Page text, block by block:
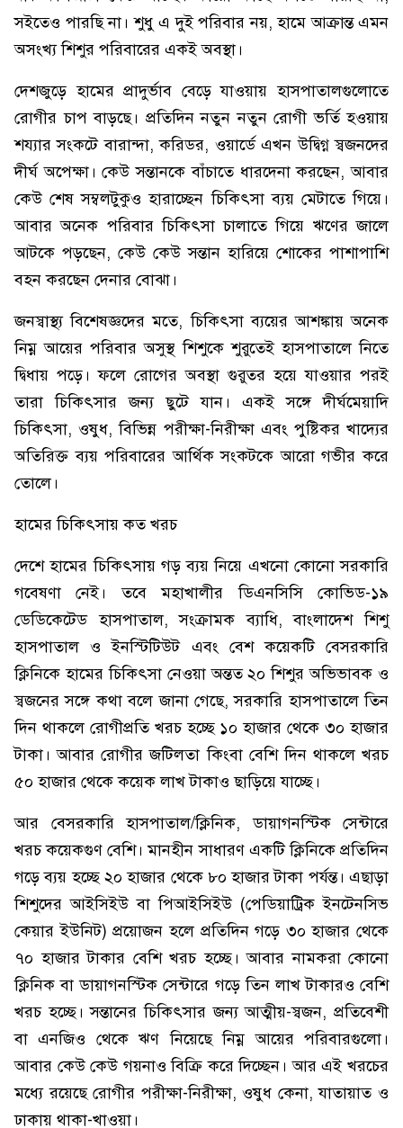
সইতেও পারছি না। শুধু এ দুই পরিবার নয়, হামে আক্রান্ত এমন
অসংখ্য শিশুর পরিবারের একই অবস্থা।
দেশজুড়ে হামের প্রাদুর্ভাব বেড়ে যাওয়ায় হাসপাতালগুলোতে
রোগীর চাপ বাড়ছে। প্রতিদিন নতুন নতুন রোগী ভর্তি হওয়ায়
শয্যার সংকটে বারান্দা, করিডর, ওয়ার্ডে এখন উদ্বিগ্ন স্বজনদের
দীর্ঘ অপেক্ষা। কেউ সন্তানকে বাঁচাতে ধারদেনা করছেন, আবার
কেউ শেষ সম্বলটুকুও হারাচ্ছেন চিকিৎসা ব্যয় মেটাতে গিয়ে।
আবার অনেক পরিবার চিকিৎসা চালাতে গিয়ে ঋণের জালে
আটকে পড়ছেন, কেউ কেউ সন্তান হারিয়ে শোকের পাশাপাশি
বহন করছেন দেনার বোঝা।
জনস্বাস্থ্য বিশেষজ্ঞদের মতে, চিকিৎসা ব্যয়ের আশঙ্কায় অনেক
নিম্ন আয়ের পরিবার অসুস্থ শিশুকে শুরুতেই হাসপাতালে নিতে
দ্বিধায় পড়ে। ফলে রোগের অবস্থা গুরুতর হয়ে যাওয়ার পরই
তারা চিকিৎসার জন্য ছুটে যান। একই সঙ্গে দীর্ঘমেয়াদি
চিকিৎসা, ওষুধ, বিভিন্ন পরীক্ষা-নিরীক্ষা এবং পুষ্টিকর খাদ্যের
অতিরিক্ত ব্যয় পরিবারের আর্থিক সংকটকে আরো গভীর করে
তোলে।
হামের চিকিৎসায় কত খরচ
দেশে হামের চিকিৎসায় গড় ব্যয় নিয়ে এখনো কোনো সরকারি
গবেষণা নেই। তবে মহাখালীর ডিএনসিসি কোভিড-১৯
ডেডিকেটেড হাসপাতাল, সংক্রামক ব্যাধি, বাংলাদেশ শিশু
হাসপাতাল ও ইনস্টিটিউট এবং বেশ কয়েকটি বেসরকারি
ক্লিনিকে হামের চিকিৎসা নেওয়া অন্তত ২০ শিশুর অভিভাবক ও
স্বজনের সঙ্গে কথা বলে জানা গেছে, সরকারি হাসপাতালে তিন
দিন থাকলে রোগীপ্রতি খরচ হচ্ছে ১০ হাজার থেকে ৩০ হাজার
টাকা। আবার রোগীর জটিলতা কিংবা বেশি দিন থাকলে খরচ
৫০ হাজার থেকে কয়েক লাখ টাকাও ছাড়িয়ে যাচ্ছে।
আর বেসরকারি হাসপাতাল/ক্লিনিক, ডায়াগনস্টিক সেন্টারে
খরচ কয়েকগুণ বেশি। মানহীন সাধারণ একটি ক্লিনিকে প্রতিদিন
গড়ে ব্যয় হচ্ছে ২০ হাজার থেকে ৮০ হাজার টাকা পর্যন্ত। এছাড়া
শিশুদের আইসিইউ বা পিআইসিইউ (পেডিয়াট্রিক ইনটেনসিভ
কেয়ার ইউনিট) প্রয়োজন হলে প্রতিদিন গড়ে ৩০ হাজার থেকে
৭০ হাজার টাকার বেশি খরচ হচ্ছে। আবার নামকরা কোনো
ক্লিনিক বা ডায়াগনস্টিক সেন্টারে গড়ে তিন লাখ টাকারও বেশি
খরচ হচ্ছে। সন্তানের চিকিৎসার জন্য আত্মীয়-স্বজন, প্রতিবেশী
বা এনজিও থেকে ঋণ নিয়েছে নিম্ন আয়ের পরিবারগুলো।
আবার কেউ কেউ গয়নাও বিক্রি করে দিচ্ছেন। আর এই খরচের
মধ্যে রয়েছে রোগীর পরীক্ষা-নিরীক্ষা, ওষুধ কেনা, যাতায়াত ও
ঢাকায় থাকা-খাওয়া।